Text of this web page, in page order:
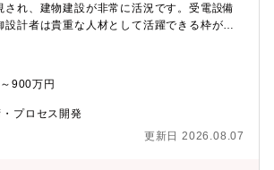
しやすい開発環境構築を検討する。想定され
Isaac Sim,Linux,Matlab/Simlink
、JMAG等
され、建物建設が非常に活況です。受電設備
設計者は貴重な人材として活躍できる枠が多
携わることができます。自身のやる気次第
らず、設備設計やシステム設計・開発など幅
を通じてキャリアを広げることができる職務
産設備、建屋整備・工場UTY、受電設計、電
設計、試運転立上げ、建設関連データ活用な
900万円
プロセス開発
更新日 2026.08.07